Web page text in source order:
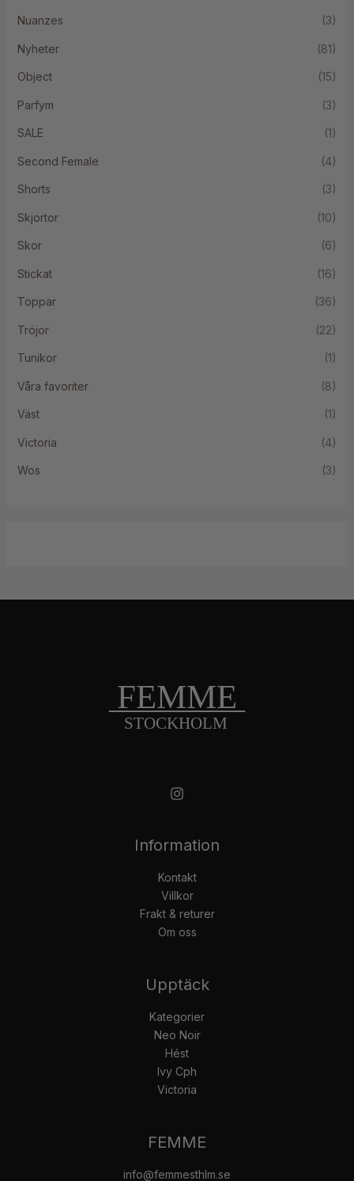
Nuanzes (3)
Nyheter (81)
Object (15)
Parfym (3)
SALE (1)
Second Female (4)
Shorts (3)
Skjortor (10)
Skor (6)
Stickat (16)
Toppar (36)
Tröjor (22)
Tunikor (1)
Våra favoriter (8)
Väst (1)
Victoria (4)
Wos (3)
Information
Kontakt
Villkor
Frakt & returer
Om oss
Upptäck
Kategorier
Neo Noir
Hést
Ivy Cph
Victoria
FEMME
info@femmesthlm.se